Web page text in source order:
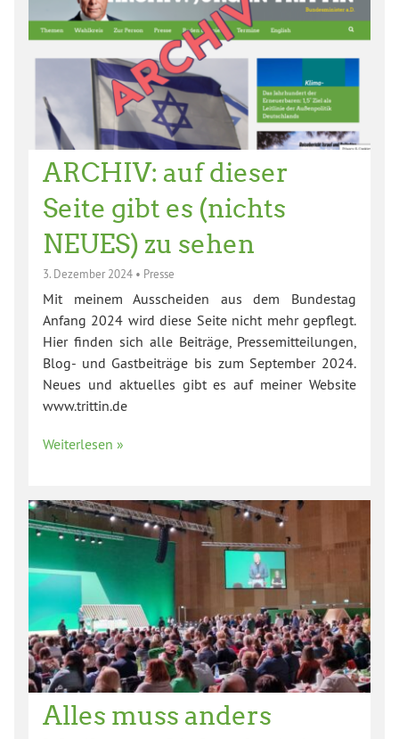
ARCHIV: auf dieser
Seite gibt es (nichts
NEUES) zu sehen
3. Dezember 2024 • Presse
Mit meinem Ausscheiden aus dem Bundestag
Anfang 2024 wird diese Seite nicht mehr gepflegt.
Hier finden sich alle Beiträge, Pressemitteilungen,
Blog- und Gastbeiträge bis zum September 2024.
Neues und aktuelles gibt es auf meiner Website
www.trittin.de
Weiterlesen »
Alles muss anders